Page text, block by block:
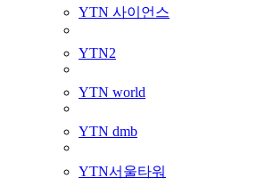
YTN 사이언스
YTN2
YTN world
YTN dmb
YTN서울타워